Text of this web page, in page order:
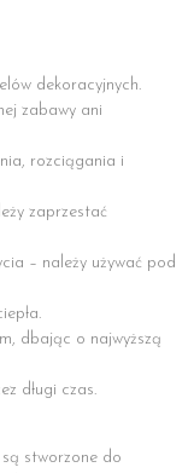
dekoracyjnych.
zabawy ani
rozciągania i
zaprzestać
– należy używać pod
dbając o najwyższą
długi czas.
stworzone do